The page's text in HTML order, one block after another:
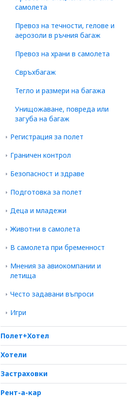
самолета
Превоз на течности, гелове и
аерозоли в ръчния багаж
Превоз на храни в самолета
Свръхбагаж
Тегло и размери на багажа
Унищожаване, повреда или
загуба на багаж
Регистрация за полет
Граничен контрол
Безопасност и здраве
Подготовка за полет
Деца и младежи
Животни в самолета
В самолета при бременност
Мнения за авиокомпании и
летища
Често задавани въпроси
Игри
Полет+Хотел
Хотели
Застраховки
Рент-а-кар